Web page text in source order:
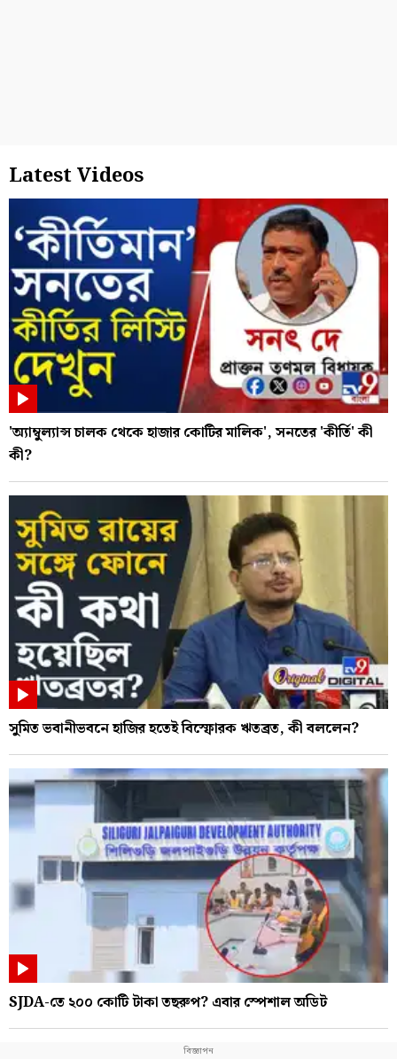
Latest Videos
'অ্যাম্বুল্যান্স চালক থেকে হাজার কোটির মালিক', সনতের 'কীর্তি' কী
কী?
সুমিত ভবানীভবনে হাজির হতেই বিস্ফোরক ঋতব্রত, কী বললেন?
SJDA-তে ২০০ কোটি টাকা তছরুপ? এবার স্পেশাল অডিট